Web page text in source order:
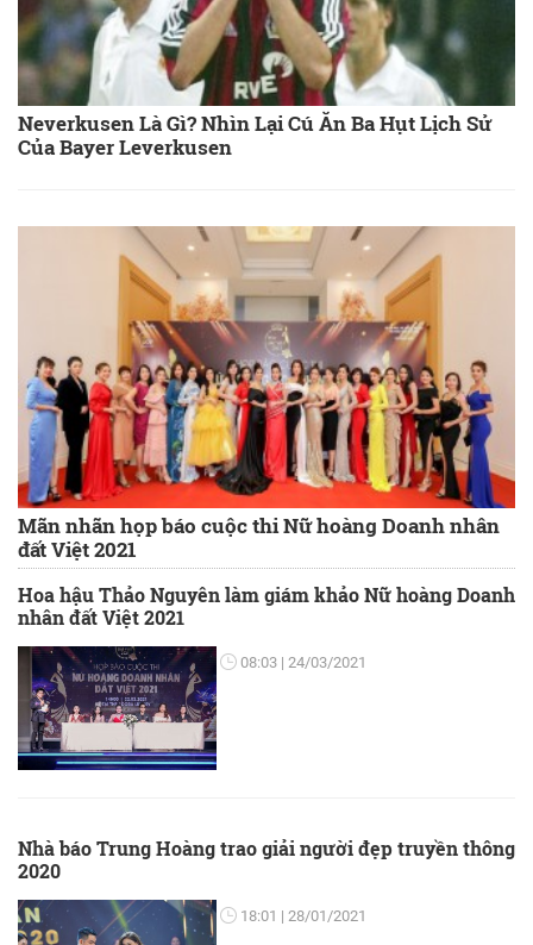
Neverkusen Là Gì? Nhìn Lại Cú Ăn Ba Hụt Lịch Sử
Của Bayer Leverkusen
Mãn nhãn họp báo cuộc thi Nữ hoàng Doanh nhân
đất Việt 2021
Hoa hậu Thảo Nguyên làm giám khảo Nữ hoàng Doanh
nhân đất Việt 2021
08:03 24/03/2021
Nhà báo Trung Hoàng trao giải người đẹp truyền thông
2020
18:01 28/01/2021